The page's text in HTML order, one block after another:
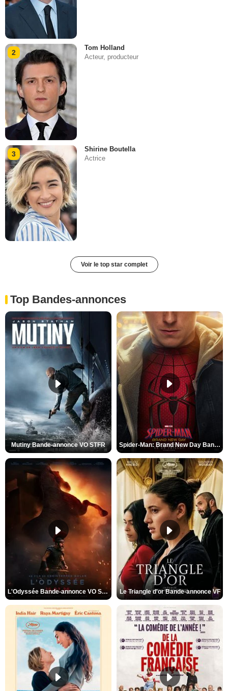
2
Tom Holland
Acteur, producteur
3
Shirine Boutella
Actrice
Voir le top star complet
Top Bandes-annonces
Mutiny Bande-annonce VO STFR Spider-Man: Brand New Day Bande-annonce VO STFR
L'Odyssée Bande-annonce VO STFR Le Triangle d'or Bande-annonce VF